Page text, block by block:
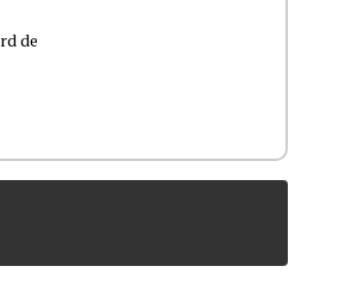
de